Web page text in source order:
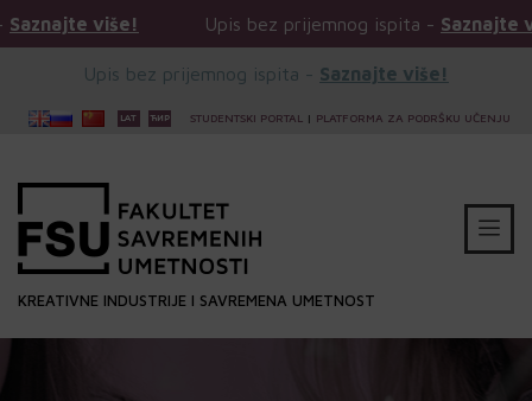
Upis bez prijemnog ispita -Saznajte više!
Upis bez prijemnog ispita - Saznajte više!
STUDENTSKI PORTAL | PLATFORMA ZA PODRŠKU UČENJU
KREATIVNE INDUSTRIJE I SAVREMENA UMETNOST